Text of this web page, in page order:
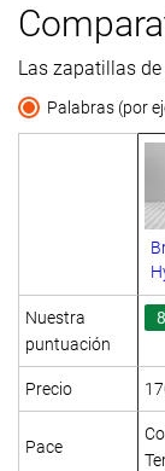
Las zapatillas
Palabras (por
Nuestra
puntuación
Precio
Pace